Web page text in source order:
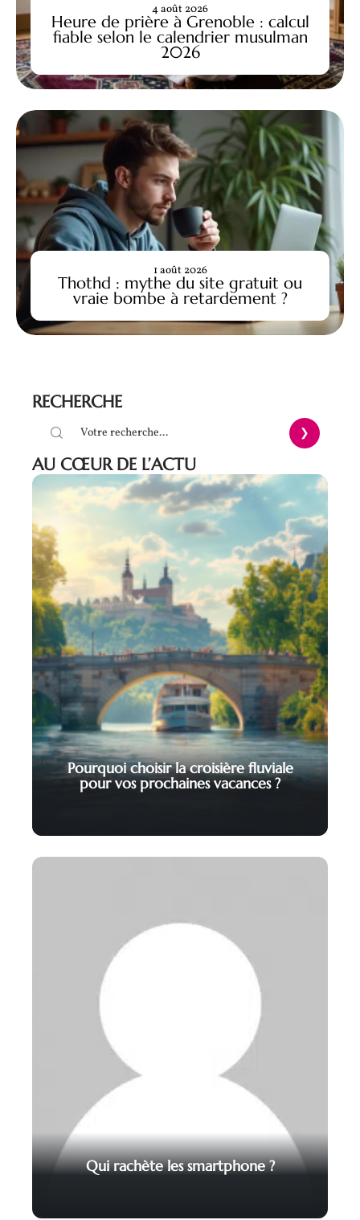
Heure de prière à Grenoble : calcul
fiable selon le calendrier musulman
2026
4 août 2026
Thothd : mythe du site gratuit ou
vraie bombe à retardement ?
1 août 2026
RECHERCHE
AU CŒUR DE L’ACTU
Pourquoi choisir la croisière fluviale
pour vos prochaines vacances ?
Qui rachète les smartphone ?